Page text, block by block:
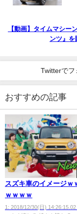
【動画】タイムマシー
ンツ』を
Twitterでフ
おすすめの記事
スズキ車のイメージｗ
ｗｗｗｗ
1: 2018/12/30(日)